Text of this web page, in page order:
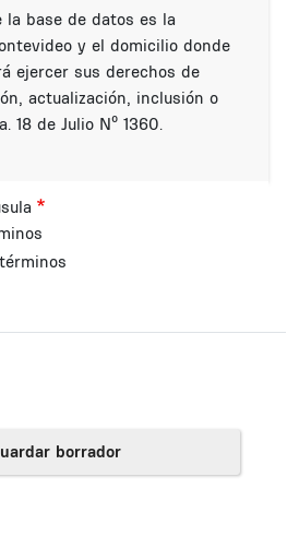
la base de datos es la
y el domicilio donde
ejercer sus derechos de
actualización, inclusión o
18 de Julio Nº 1360.
borrador